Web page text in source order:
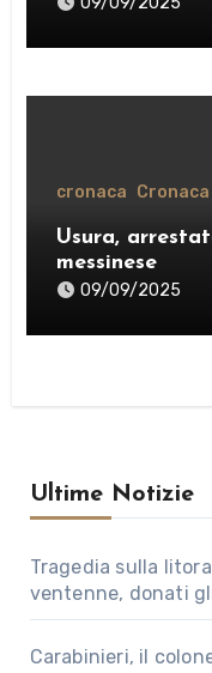
cronaca Cronaca
Usura,
messinese
09/09/2025
Ultime Notizie
Tragedia sulla
ventenne, donati
Carabinieri, il